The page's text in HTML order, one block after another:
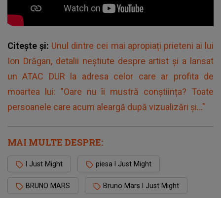
Citește și: Unul dintre cei mai apropiați prieteni ai lui
Ion Drăgan, detalii neștiute despre artist și a lansat
un ATAC DUR la adresa celor care ar profita de
moartea lui: "Oare nu îi mustră conștiința? Toate
persoanele care acum aleargă după vizualizări și..."
MAI MULTE DESPRE:
I Just Might piesa I Just Might
BRUNO MARS Bruno Mars I Just Might